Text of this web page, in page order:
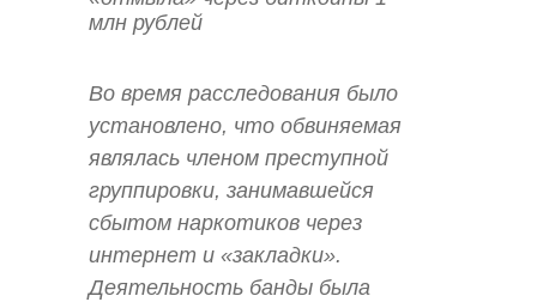
Во время расследования было
установлено, что обвиняемая
являлась членом преступной
группировки, занимавшейся
сбытом наркотиков через
интернет и «закладки».
Деятельность банды была